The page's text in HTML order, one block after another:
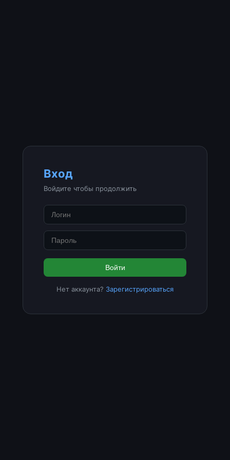
Вход
Войдите чтобы продолжить
Войти
Нет аккаунта? Зарегистрироваться